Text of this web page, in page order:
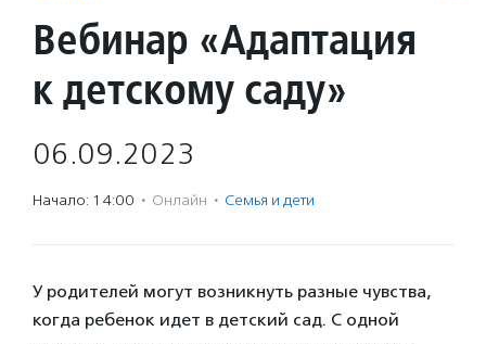
Вебинар «Адаптация
к детскому саду»
06.09.2023
Начало: 14:00 · Онлайн · Семья и дети
У родителей могут возникнуть разные чувства,
когда ребенок идет в детский сад. С одной